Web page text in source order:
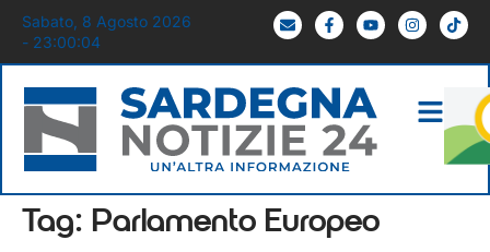
Sabato, 8 Agosto 2026
- 23:00:04
Tag: Parlamento Europeo